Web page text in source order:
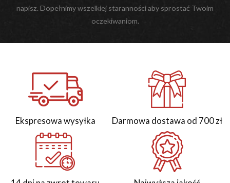
napisz. Dopełnimy wszelkiej staranności aby sprostać Twoim
oczekiwaniom.
Ekspresowa wysyłka Darmowa dostawa od 700 zł